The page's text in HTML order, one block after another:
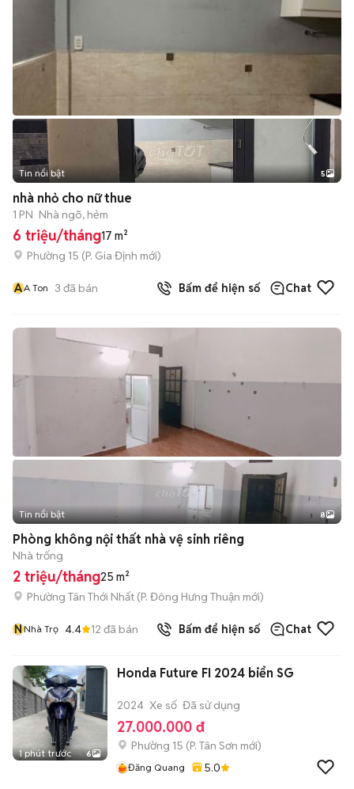
Tin nổi bật 5
nhà nhỏ cho nữ thue
1 PN Nhà ngõ, hẻm
6 triệu/tháng17 m²
Phường 15 (P. Gia Định mới)
AA Ton 3 đã bán Bấm để hiện số Chat
+2
Tin nổi bật 8
Phòng không nội thất nhà vệ sinh riêng
Nhà trống
2 triệu/tháng25 m²
Phường Tân Thới Nhất (P. Đông Hưng Thuận mới)
NNhà Trọ 4.4 12 đã bán Bấm để hiện số Chat
1 phút trước 6
Honda Future FI 2024 biển SG
2024 Xe số Đã sử dụng
27.000.000 đ
Phường 15 (P. Tân Sơn mới)
Đăng Quang 5.0